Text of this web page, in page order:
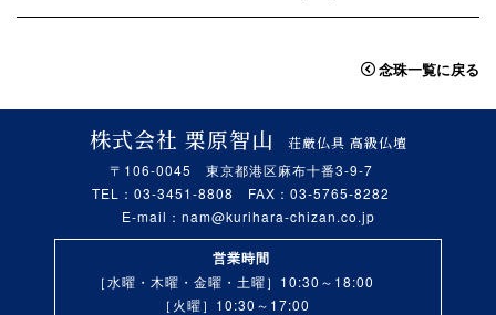
念珠一覧に戻る
株式会社 栗原智山
荘厳仏具 高級仏壇
〒106-0045 東京都港区麻布十番3-9-7
TEL：03-3451-8808 FAX：03-5765-8282
E-mail： nam@kurihara-chizan.co.jp
営業時間
［水曜・木曜・金曜・土曜］10:30～18:00
［火曜］10:30～17:00